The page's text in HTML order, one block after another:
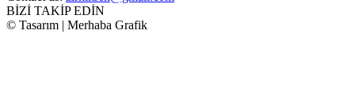
BİZİ TAKİP EDİN
© Tasarım | Merhaba Grafik